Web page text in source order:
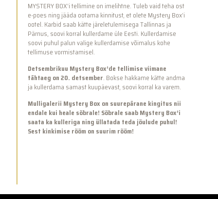
MYSTERY BOX’i tellimine on imelihtne. Tuleb vaid teha ost
e-poes ning jääda ootama kinnitust, et olete Mystery Box’i
ootel. Karbid saab kätte järeletulemisega Tallinnas ja
Pärnus, soovi korral kullerdame üle Eesti. Kullerdamise
soovi puhul palun valige kullerdamise võimalus kohe
tellimuse vormistamisel.
Detsembrikuu Mystery Box’de tellimise viimane
tähtaeg on 20. detsember. Bokse hakkame kätte andma
ja kullerdama samast kuupäevast, soovi korral ka varem.
Mulligalerii Mystery Box on suurepärane kingitus nii
endale kui heale sõbrale! Sõbrale saabMystery Box’i
saata ka kulleriga ning üllatada teda jõulude puhul!
Sest kinkimise rõõm on suurim rõõm!